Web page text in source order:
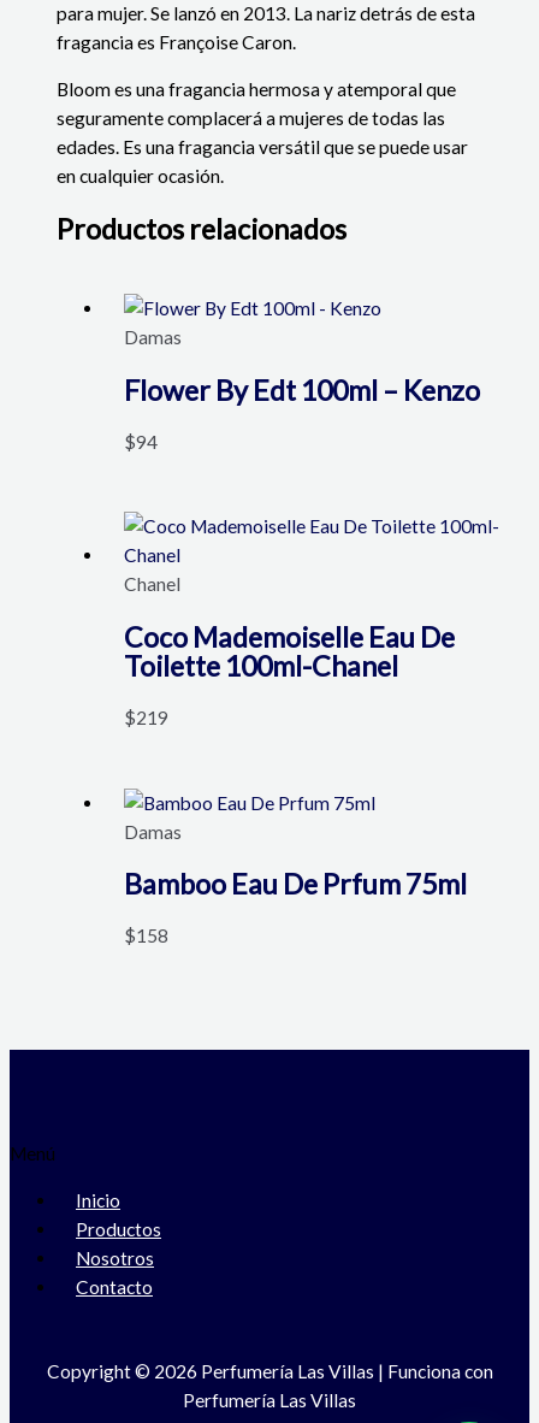
para mujer. Se lanzó en 2013. La nariz detrás de esta
fragancia es Françoise Caron.
Bloom es una fragancia hermosa y atemporal que
seguramente complacerá a mujeres de todas las
edades. Es una fragancia versátil que se puede usar
en cualquier ocasión.
Productos relacionados
Damas
Flower By Edt 100ml – Kenzo
$94
Chanel
Coco Mademoiselle Eau De
Toilette 100ml-Chanel
$219
Damas
Bamboo Eau De Prfum 75ml
$158
Menú
Inicio
Productos
Nosotros
Contacto
Copyright © 2026 Perfumería Las Villas | Funciona con
Perfumería Las Villas